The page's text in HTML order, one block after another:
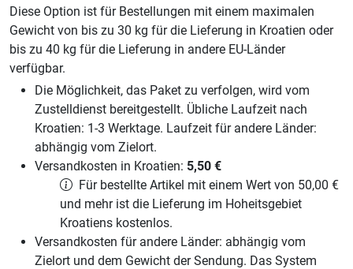
Diese Option ist für Bestellungen mit einem maximalen
Gewicht von bis zu 30 kg für die Lieferung in Kroatien oder
bis zu 40 kg für die Lieferung in andere EU-Länder
verfügbar.
Die Möglichkeit, das Paket zu verfolgen, wird vom
Zustelldienst bereitgestellt. Übliche Laufzeit nach
Kroatien: 1-3 Werktage. Laufzeit für andere Länder:
abhängig vom Zielort.
Versandkosten in Kroatien: 5,50 €
Für bestellte Artikel mit einem Wert von 50,00 €
und mehr ist die Lieferung im Hoheitsgebiet
Kroatiens kostenlos.
Versandkosten für andere Länder: abhängig vom
Zielort und dem Gewicht der Sendung. Das System